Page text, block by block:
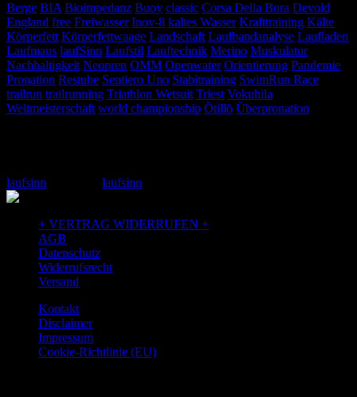
Berge BIA Bioimpedanz Buoy classic Corsa Della Bora Devold
England free Freiwasser Inov-8 kaltes Wasser Krafttraining Kälte
Körperfett Körperfettwaage Landschaft Laufbandanalyse Laufladen
Laufmaus laufSinn Laufstil Lauftechnik Merino Muskulatur
Nachhaltigkeit Neopren OMM Openwater Orientierung Pandemie
Pronation Restube Sentiero Uno Stabitraining SwimRun Race
trailrun trailrunning Triathlon Wetsuit Triest Vokuhila
Weltmeisterschaft world championship Ötillö Überpronation
laufsinn
laufsinn
+ VERTRAG WIDERRUFEN +
AGB
Datenschutz
Widerrufsrecht
Versand
Kontakt
Disclaimer
Impressum
Cookie-Richtlinie (EU)